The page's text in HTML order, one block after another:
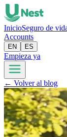
InicioSeguro de
Accounts
EN ES
Empieza ya
← Volver al blog